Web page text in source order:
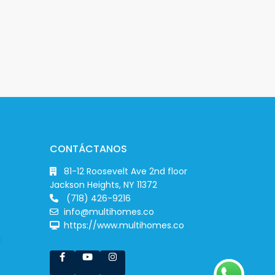
CONTÁCTANOS
81-12 Roosevelt Ave 2nd floor
Jackson Heights, NY 11372
(718) 426-9216
info@multihomes.co
https://www.multihomes.co